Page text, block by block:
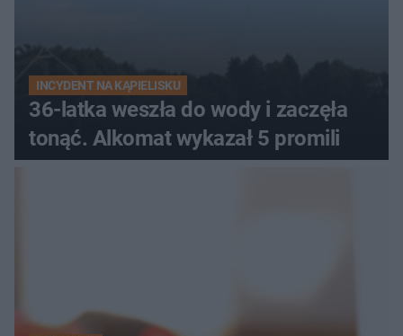
INCYDENT NA KĄPIELISKU
36-latka weszła do wody i zaczęła
tonąć. Alkomat wykazał 5 promili